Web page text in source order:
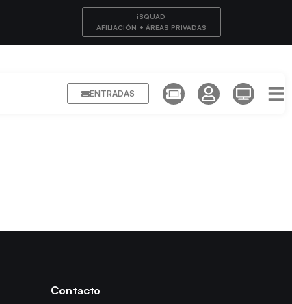
iSQUAD
AFILIACIÓN + ÁREAS PRIVADAS
ENTRADAS
Contacto